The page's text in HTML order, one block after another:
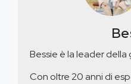
Bessie è la leader della
Con oltre 20 anni di